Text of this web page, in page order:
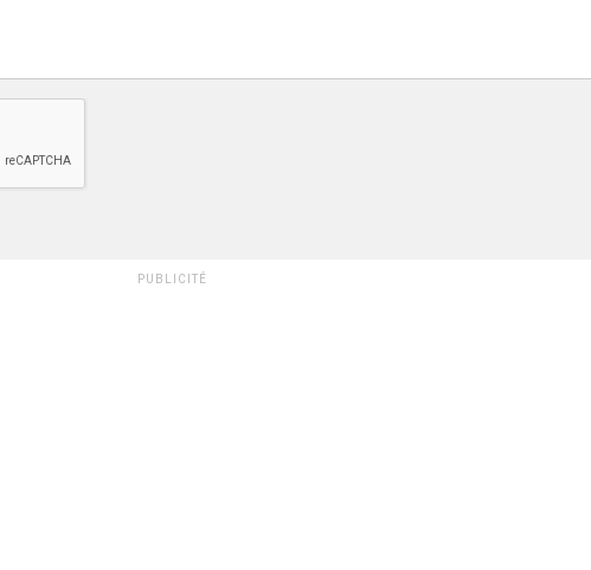
PUBLICITÉ